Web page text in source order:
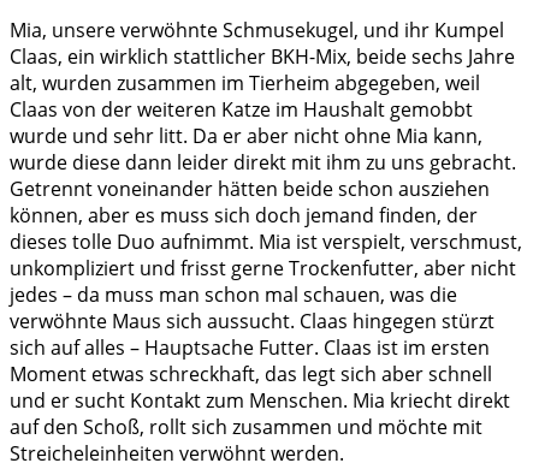
Mia, unsere verwöhnte Schmusekugel, und ihr Kumpel
Claas, ein wirklich stattlicher BKH-Mix, beide sechs Jahre
alt, wurden zusammen im Tierheim abgegeben, weil
Claas von der weiteren Katze im Haushalt gemobbt
wurde und sehr litt. Da er aber nicht ohne Mia kann,
wurde diese dann leider direkt mit ihm zu uns gebracht.
Getrennt voneinander hätten beide schon ausziehen
können, aber es muss sich doch jemand finden, der
dieses tolle Duo aufnimmt. Mia ist verspielt, verschmust,
unkompliziert und frisst gerne Trockenfutter, aber nicht
jedes – da muss man schon mal schauen, was die
verwöhnte Maus sich aussucht. Claas hingegen stürzt
sich auf alles – Hauptsache Futter. Claas ist im ersten
Moment etwas schreckhaft, das legt sich aber schnell
und er sucht Kontakt zum Menschen. Mia kriecht direkt
auf den Schoß, rollt sich zusammen und möchte mit
Streicheleinheiten verwöhnt werden.